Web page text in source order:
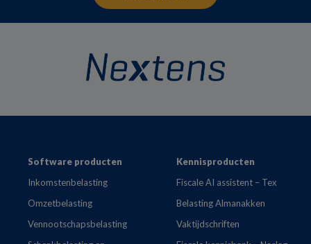
FooterSoftware producten
Inkomstenbelasting
Omzetbelasting
Vennootschapsbelasting
Kennisproducten
Fiscale AI assistent – Tex
Belasting Almanakken
Vaktijdschriften